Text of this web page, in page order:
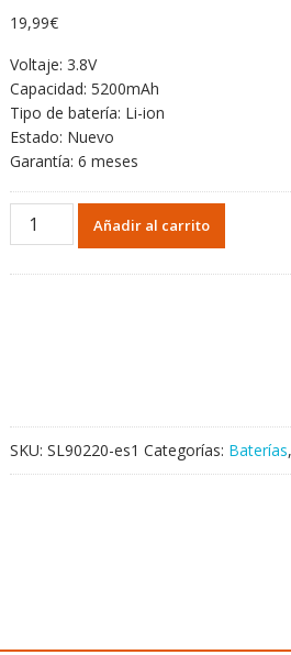
19,99€
Voltaje: 3.8V
Capacidad: 5200mAh
Tipo de batería: Li-ion
Estado: Nuevo
Garantía: 6 meses
Batería
para
Añadir al carrito
SKU: SL90220-es1 Categorías: Baterías,